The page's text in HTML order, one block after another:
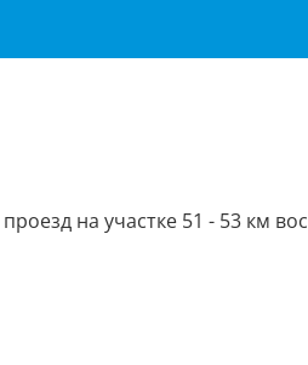
на участке 51 - 53 км